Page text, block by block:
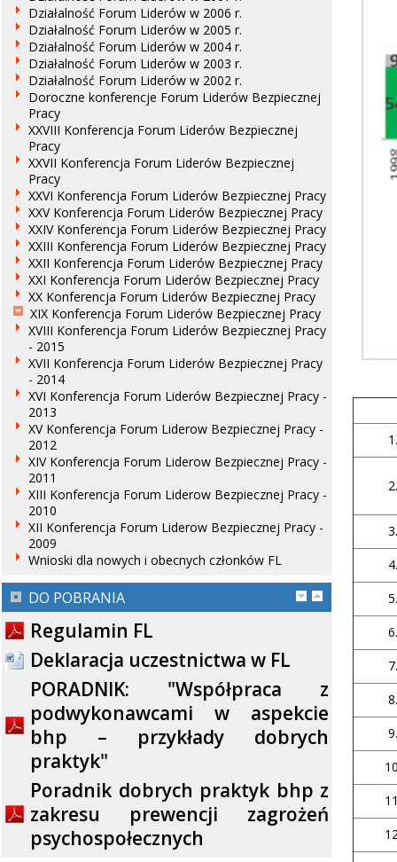
Działalność Forum Liderów w 2006 r.
Działalność Forum Liderów w 2005 r.
Działalność Forum Liderów w 2004 r.
Działalność Forum Liderów w 2003 r.
Działalność Forum Liderów w 2002 r.
Doroczne konferencje Forum Liderów Bezpiecznej
Pracy
XXVIII Konferencja Forum Liderów Bezpiecznej
Pracy
XXVII Konferencja Forum Liderów Bezpiecznej
Pracy
XXVI Konferencja Forum Liderów Bezpiecznej Pracy
XXV Konferencja Forum Liderów Bezpiecznej Pracy
XXIV Konferencja Forum Liderów Bezpiecznej Pracy
XXIII Konferencja Forum Liderów Bezpiecznej Pracy
XXII Konferencja Forum Liderów Bezpiecznej Pracy
XXI Konferencja Forum Liderów Bezpiecznej Pracy
XX Konferencja Forum Liderów Bezpiecznej Pracy
XIX Konferencja Forum Liderów Bezpiecznej Pracy
XVIII Konferencja Forum Liderów Bezpiecznej Pracy
- 2015
XVII Konferencja Forum Liderów Bezpiecznej Pracy
- 2014
XVI Konferencja Forum Liderów Bezpiecznej Pracy -
2013
XV Konferencja Forum Liderow Bezpiecznej Pracy -
2012
XIV Konferencja Forum Liderow Bezpiecznej Pracy -
2011
XIII Konferencja Forum Liderow Bezpiecznej Pracy -
2010
XII Konferencja Forum Liderow Bezpiecznej Pracy -
2009
Wnioski dla nowych i obecnych członków FL
DO POBRANIA
Regulamin FL
Deklaracja uczestnictwa w FL
PORADNIK: "Współpraca z
podwykonawcami w aspekcie
bhp – przykłady dobrych
praktyk"
Poradnik dobrych praktyk bhp z
zakresu prewencji zagrożeń
psychospołecznych
1.
2.
3.
4.
5.
6.
7.
8.
9.